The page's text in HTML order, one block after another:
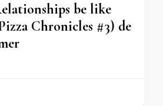
be like
Chronicles #3) de